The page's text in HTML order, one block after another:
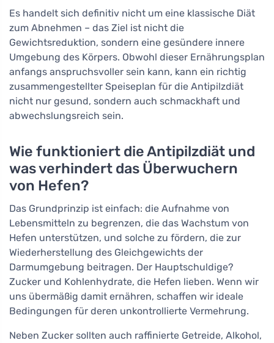
Es handelt sich definitiv nicht um eine klassische Diät
zum Abnehmen – das Ziel ist nicht die
Gewichtsreduktion, sondern eine gesündere innere
Umgebung des Körpers. Obwohl dieser Ernährungsplan
anfangs anspruchsvoller sein kann, kann ein richtig
zusammengestellter Speiseplan für die Antipilzdiät
nicht nur gesund, sondern auch schmackhaft und
abwechslungsreich sein.
Wie funktioniert die Antipilzdiät und
was verhindert das Überwuchern
von Hefen?
Das Grundprinzip ist einfach: die Aufnahme von
Lebensmitteln zu begrenzen, die das Wachstum von
Hefen unterstützen, und solche zu fördern, die zur
Wiederherstellung des Gleichgewichts der
Darmumgebung beitragen. Der Hauptschuldige?
Zucker und Kohlenhydrate, die Hefen lieben. Wenn wir
uns übermäßig damit ernähren, schaffen wir ideale
Bedingungen für deren unkontrollierte Vermehrung.
Neben Zucker sollten auch raffinierte Getreide, Alkohol,